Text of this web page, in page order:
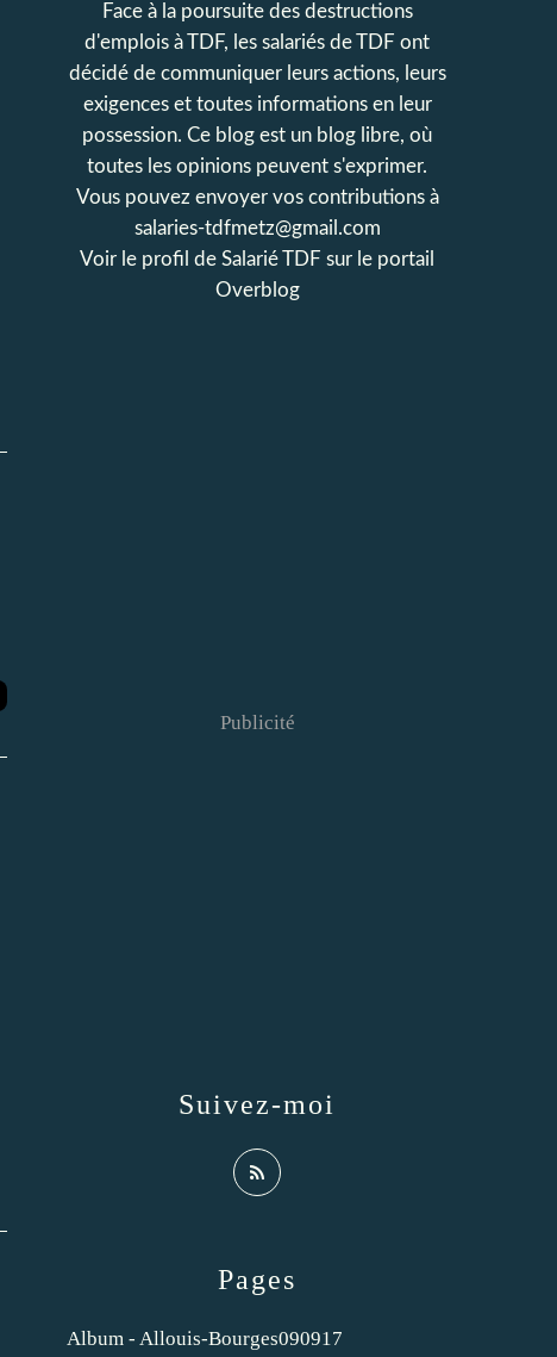
Pages
Album - Allouis-Bourges090917
Face à la poursuite des destructions
d'emplois à TDF, les salariés de TDF ont
décidé de communiquer leurs actions, leurs
exigences et toutes informations en leur
possession. Ce blog est un blog libre, où
toutes les opinions peuvent s'exprimer.
Vous pouvez envoyer vos contributions à
salaries-tdfmetz@gmail.com
Voir le profil de Salarié TDF sur le portail
Overblog
Suivez-moi
Publicité